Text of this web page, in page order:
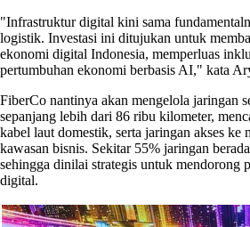
"Infrastruktur digital kini sama
logistik. Investasi ini ditujukan untuk
ekonomi digital Indonesia, memperluas
pertumbuhan ekonomi berbasis AI," kata
FiberCo nantinya akan mengelola jaringan
sepanjang lebih dari 86 ribu kilometer,
kabel laut domestik, serta jaringan akses ke
kawasan bisnis. Sekitar 55% jaringan
sehingga dinilai strategis untuk mendorong
digital.